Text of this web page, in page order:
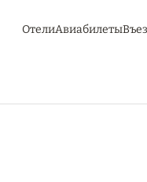
ОтелиАвиабилеты